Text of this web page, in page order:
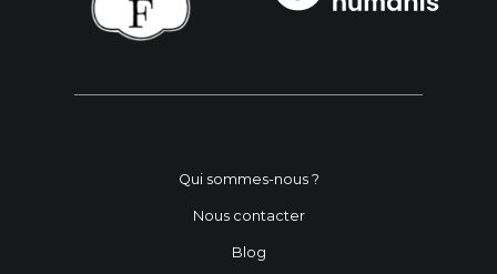
Qui sommes-nous ?
Nous contacter
Blog